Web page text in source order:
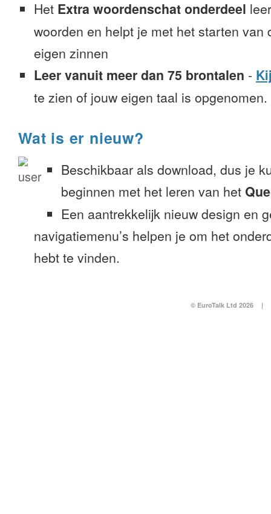
Het Extra woordenschat onderdeel
woorden en helpt je met het starten van
eigen zinnen
Leer vanuit meer dan 75 brontalen -
te zien of jouw eigen taal is opgenomen.
Wat is er nieuw?
Beschikbaar als download, dus je
beginnen met het leren van het
Een aantrekkelijk nieuw design en
navigatiemenu’s helpen je om het
hebt te vinden.
© EuroTalk Ltd 2026 |